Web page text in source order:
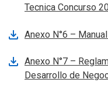
Tecnica Concurso
Anexo N°6 –
Anexo N°7 –
Desarrollo de